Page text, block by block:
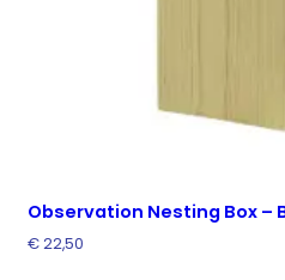
Observation Nesting Box –
€22,50